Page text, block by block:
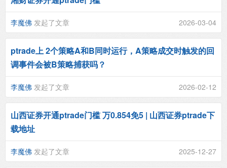
李魔佛 发起了文章 2026-03-04
ptrade上 2个策略A和B同时运行，A策略成交时触发的回
调事件会被B策略捕获吗？
李魔佛 发起了文章 2026-02-12
山西证券开通ptrade门槛 万0.854免5 | 山西证券ptrade下
载地址
李魔佛 发起了文章 2025-12-27